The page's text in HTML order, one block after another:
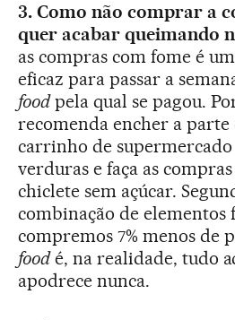
3. Como não comprar a
quer acabar queimando
as compras com fome é
eficaz para passar a
foodpela qual se pagou.
recomenda encher a
carrinho de
verduras e faça as
chiclete sem açúcar.
combinação de elementos
compremos 7% menos de
foodé, na realidade, tudo
apodrece nunca.